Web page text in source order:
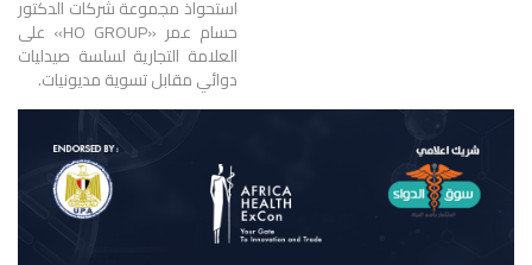
استحواذ مجموعة شركات الدكتور
حسام عمر «HO GROUP» على
العلامة التجارية لسلسة صيدليات
دوائي مقابل تسوية مديونيات.